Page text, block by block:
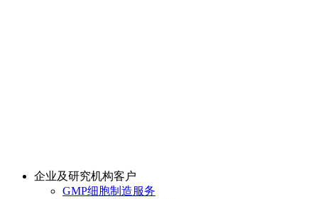
企业及研究机构客户
GMP细胞制造服务